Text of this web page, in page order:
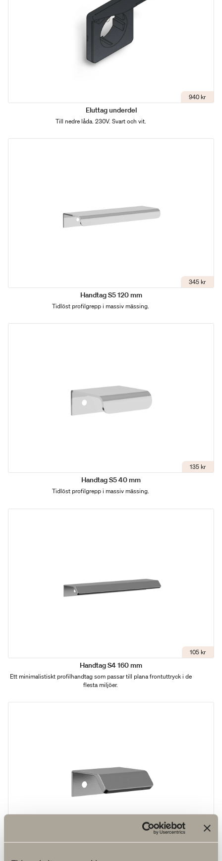
940 kr
Eluttag underdel
Till nedre låda. 230V. Svart och vit.
345 kr
Handtag S5 120 mm
Tidlöst profilgrepp i massiv mässing.
135 kr
Handtag S5 40 mm
Tidlöst profilgrepp i massiv mässing.
105 kr
Handtag S4 160 mm
Ett minimalistiskt profilhandtag som passar till plana frontuttryck i de
flesta miljöer.
95 kr
Handtag S4 40 mm